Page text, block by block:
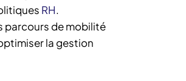
RH.
parcours de mobilité
la gestion